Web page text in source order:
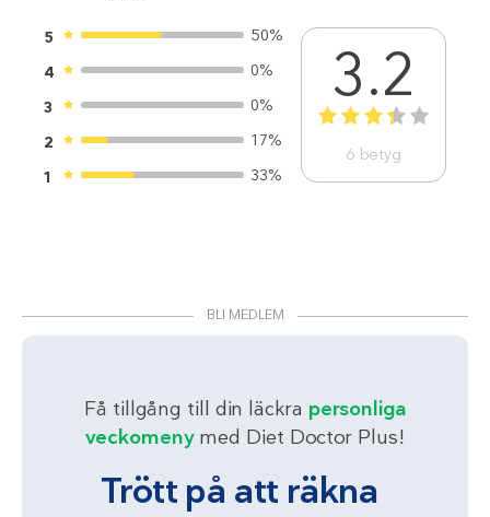
5
50%
4
0%
3
0%
2
17%
1
33%
3.2
1 2 3 4 5
6 betyg
BLI MEDLEM
Få tillgång till din läckra personliga
veckomenymed Diet Doctor Plus!
Trött på att räkna